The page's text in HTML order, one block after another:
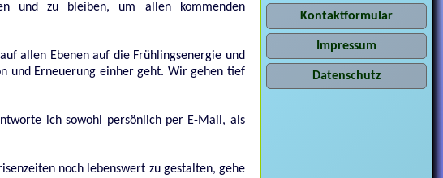
Kontaktformular
Impressum
Datenschutz
und zu bleiben, um allen kommenden
allen Ebenen auf die Frühlingsenergie und
und Erneuerung einher geht. Wir gehen tief
ich sowohl persönlich per E-Mail, als
noch lebenswert zu gestalten, gehe